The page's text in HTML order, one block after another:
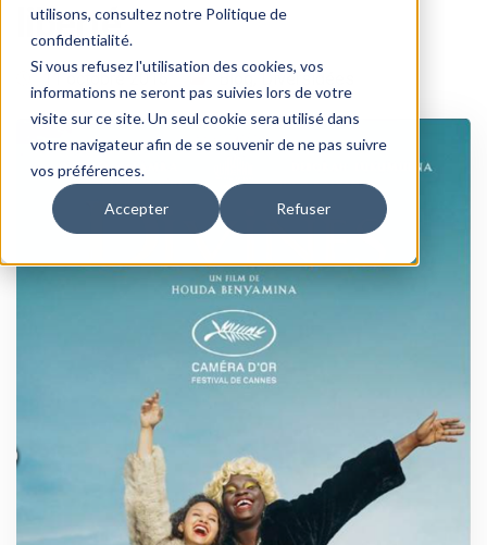
utilisons, consultez notre Politique de
confidentialité.
Si vous refusez l'utilisation des cookies, vos
informations ne seront pas suivies lors de votre
visite sur ce site. Un seul cookie sera utilisé dans
votre navigateur afin de se souvenir de ne pas suivre
vos préférences.
Accepter Refuser
liberté
11 octobre 2016 Blog,Diversidées